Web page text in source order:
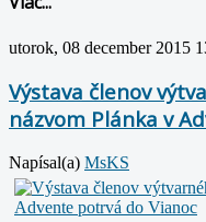
utorok, 08 december 2015
Výstava členov
názvom Plánka v
Napísal(a) MsKS